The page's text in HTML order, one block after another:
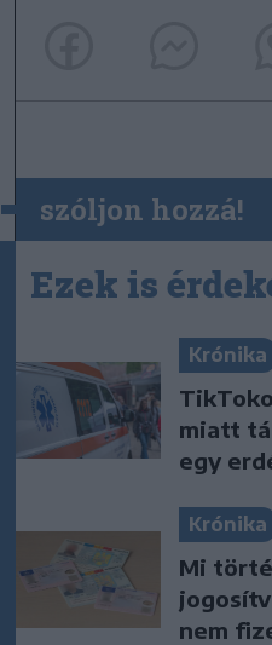
szóljon hozzá!
Ezek is
Krónika
miatt
egy
Krónika
Mi
nem